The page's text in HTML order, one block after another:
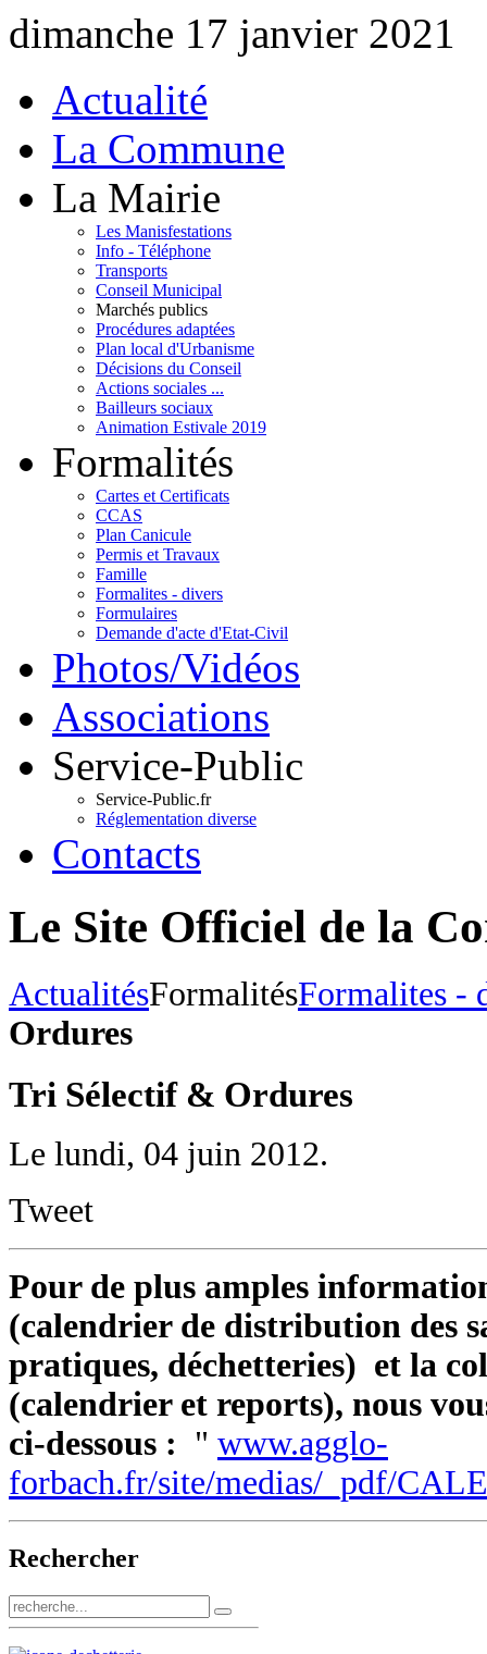
dimanche 17 janvier 2021
Actualité
La Commune
La Mairie
Les Manisfestations
Info - Téléphone
Transports
Conseil Municipal
Marchés publics
Procédures adaptées
Plan local d'Urbanisme
Décisions du Conseil
Actions sociales ...
Bailleurs sociaux
Animation Estivale 2019
Formalités
Cartes et Certificats
CCAS
Plan Canicule
Permis et Travaux
Famille
Formalites - divers
Formulaires
Demande d'acte d'Etat-Civil
Photos/Vidéos
Associations
Service-Public
Service-Public.fr
Réglementation diverse
Contacts
Le Site Officiel de la
ActualitésFormalitésFormalites -
Ordures
Tri Sélectif & Ordures
Le lundi, 04 juin 2012.
Tweet
Pour de plus amples
(calendrier de distribution des
pratiques, déchetteries) et la
(calendrier et reports), nous
ci-dessous : " www.agglo-
forbach.fr/site/medias/_pdf/
Rechercher